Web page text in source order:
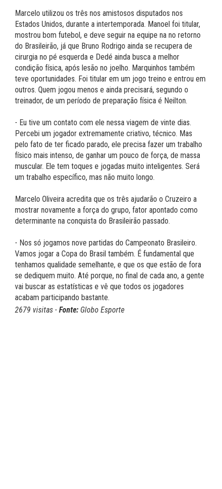
Marcelo utilizou os três nos amistosos disputados nos
Estados Unidos, durante a intertemporada. Manoel foi titular,
mostrou bom futebol, e deve seguir na equipe na no retorno
do Brasileirão, já que Bruno Rodrigo ainda se recupera de
cirurgia no pé esquerda e Dedé ainda busca a melhor
condição física, após lesão no joelho. Marquinhos também
teve oportunidades. Foi titular em um jogo treino e entrou em
outros. Quem jogou menos e ainda precisará, segundo o
treinador, de um período de preparação física é Neilton.
- Eu tive um contato com ele nessa viagem de vinte dias.
Percebi um jogador extremamente criativo, técnico. Mas
pelo fato de ter ficado parado, ele precisa fazer um trabalho
físico mais intenso, de ganhar um pouco de força, de massa
muscular. Ele tem toques e jogadas muito inteligentes. Será
um trabalho específico, mas não muito longo.
Marcelo Oliveira acredita que os três ajudarão o Cruzeiro a
mostrar novamente a força do grupo, fator apontado como
determinante na conquista do Brasileirão passado.
- Nos só jogamos nove partidas do Campeonato Brasileiro.
Vamos jogar a Copa do Brasil também. É fundamental que
tenhamos qualidade semelhante, e que os que estão de fora
se dediquem muito. Até porque, no final de cada ano, a gente
vai buscar as estatísticas e vê que todos os jogadores
acabam participando bastante.
2679 visitas - Fonte: Globo Esporte